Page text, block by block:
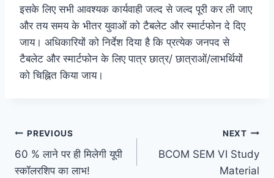
इसके लिए सभी आवश्यक कार्यवाही जल्द से जल्द पूरी कर ली जाए
और तय समय के भीतर युवाओं को टैबलेट और स्मार्टफोन दे दिए
जाय। अधिकारियों को निर्देश दिया है कि प्रत्येक जनपद से
टैबलेट और स्मार्टफोन के लिए पात्र छात्र/ छात्राओं/लाभर्थियों
को चिह्नित किया जाय।
Post
navigation
PREVIOUS
60 % लाने पर ही मिलेगी यूपी
स्कॉलरशिप का लाभ!
NEXT
BCOM SEM VI Study
Material